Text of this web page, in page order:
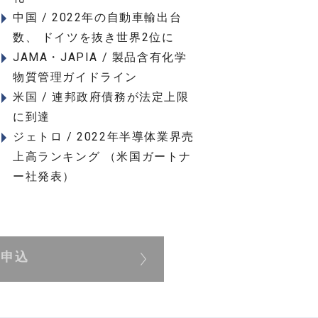
中国 / 2022年の自動車輸出台
数、 ドイツを抜き世界2位に
JAMA・JAPIA / 製品含有化学
物質管理ガイドライン
米国 / 連邦政府債務が法定上限
に到達
ジェトロ / 2022年半導体業界売
上高ランキング （米国ガートナ
ー社発表）
込